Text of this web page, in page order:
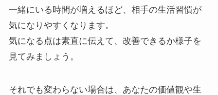
一緒にいる時間が増えるほど、相手の生活習慣が
気になりやすくなります。
気になる点は素直に伝えて、改善できるか様子を
見てみましょう。
それでも変わらない場合は、あなたの価値観や生